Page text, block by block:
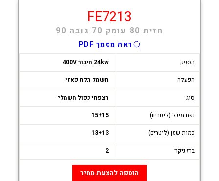
FE7213
חזית 80 עומק 70 גובה 90
ראה מסמך PDF
הספק
24kw חיבור 400V
הפעלה
חשמל תלת פאזי
סוג
רצפתי כפול חשמלי
נפח מיכל (ליטרים)
15+15
כמות שמן (ליטרים)
13+13
ברז ניקוז
2
הוספה להצעת מחיר